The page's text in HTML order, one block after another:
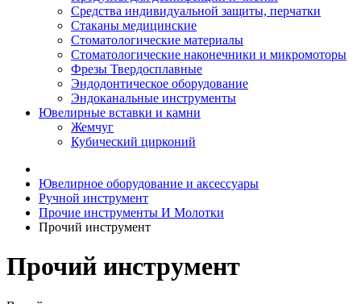
Средства индивидуальной защиты, перчатки
Стаканы медицинские
Стоматологические материалы
Стоматологические наконечники и микромоторы
Фрезы Твердосплавные
Эндодонтическое оборудование
Эндоканальные инструменты
Ювелирные вставки и камни
Жемчуг
Кубический цирконий
Ювелирное оборудование и аксессуары
Ручной инструмент
Прочие инструменты И Молотки
Прочий инструмент
Прочий инструмент